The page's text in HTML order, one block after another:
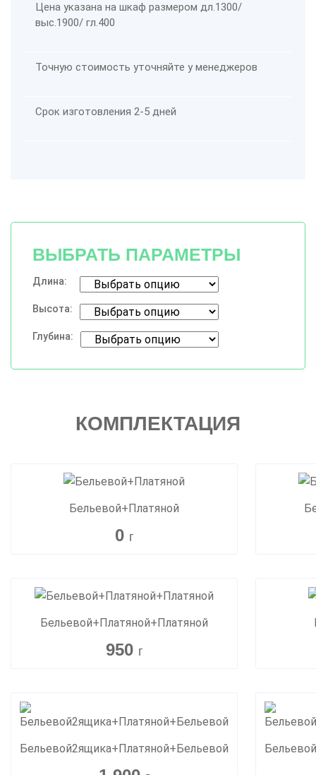
Цена указана на шкаф размером дл.1300/
выс.1900/ гл.400
Точную стоимость уточняйте у менеджеров
Срок изготовления 2-5 дней
ВЫБРАТЬ ПАРАМЕТРЫ
Длина:
Высота:
Глубина:
КОМПЛЕКТАЦИЯ
Бельевой+Платяной
0 г
Бельевой+Платяной+Платяной
950 г
Бельевой2ящика+Платяной+Бельевой